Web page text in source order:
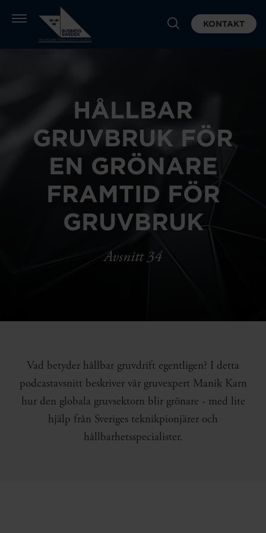
KONTAKT
HÅLLBAR
GRUVBRUK FÖR
EN GRÖNARE
FRAMTID FÖR
GRUVBRUK
Avsnitt 34
Vad betyder hållbar gruvdrift egentligen? I detta
podcastavsnitt beskriver vår gruvexpert Manik Karn
hur den globala gruvsektorn blir grönare - med lite
hjälp från Sveriges teknikpionjärer och
hållbarhetsspecialister.